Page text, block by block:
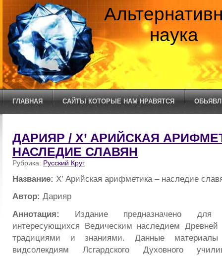
наука
ГЛАВНАЯ САЙТЫ КОТОРЫЕ НАМ НРАВЯТСЯ
ДАРИЯР / Х’ АРИЙСКАЯ
НАСЛЕДИЕ СЛАВЯН
Рубрика: Русский Круг
Название: Х’ Арийская арифметика – наследие
Автор: Дарияр
Аннотация: Издание предназначено для
интересующихся Ведическим наследием Древней
традициями и знаниями. Данные материалы
видсолекдиям Лсгардского Духовного